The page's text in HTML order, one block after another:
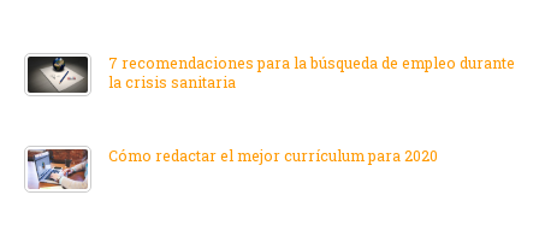
7 recomendaciones para la búsqueda de empleo durante
la crisis sanitaria
Cómo redactar el mejor currículum para 2020